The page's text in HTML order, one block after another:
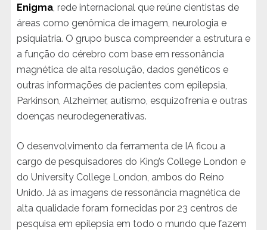
Enigma, rede internacional que reúne cientistas de
áreas como genômica de imagem, neurologia e
psiquiatria. O grupo busca compreender a estrutura e
a função do cérebro com base em ressonância
magnética de alta resolução, dados genéticos e
outras informações de pacientes com epilepsia,
Parkinson, Alzheimer, autismo, esquizofrenia e outras
doenças neurodegenerativas.
O desenvolvimento da ferramenta de IA ficou a
cargo de pesquisadores do King’s College London e
do University College London, ambos do Reino
Unido. Já as imagens de ressonância magnética de
alta qualidade foram fornecidas por 23 centros de
pesquisa em epilepsia em todo o mundo que fazem